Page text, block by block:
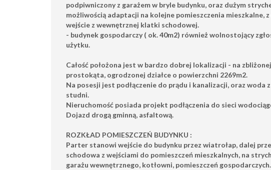
podpiwniczony z garażem w bryle budynku, oraz dużym
możliwością adaptacji na kolejne pomieszczenia mieszkalne,
wejście z wewnętrznej klatki schodowej.
- budynek gospodarczy( ok. 40m2) również wolnostojący
użytku.
Całość położona jest w bardzo dobrej lokalizacji - na
prostokąta, ogrodzonej działce o powierzchni 2269m2.
Na posesji jest podłączenie do prądu i kanalizacji, oraz woda z
studni.
Nieruchomość posiada projekt podłączenia do sieci
Dojazd drogą gminną, asfaltową.
ROZKŁAD POMIESZCZEŃ BUDYNKU :
Parter stanowi wejście do budynku przez wiatrołap, dalej
schodowa z wejściami do pomieszczeń mieszkalnych, na
garażu wewnętrznego, kotłowni, pomieszczeń gospodarczych.